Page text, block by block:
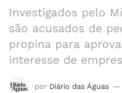
Investigados pelo
são acusados de
propina para
interesse de
por Diário das Águas